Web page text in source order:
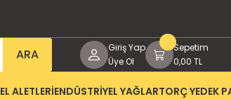
ARA
Giriş Yap
Üye Ol
Sepetim
0,00 TL
EL ALETLERİENDÜSTRİYEL YAĞLARTORÇ YEDEK